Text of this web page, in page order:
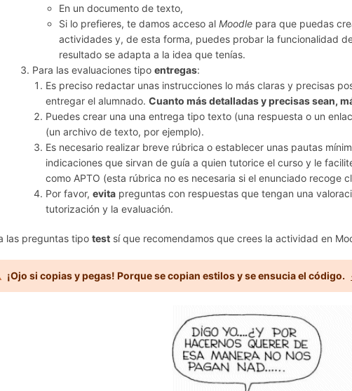
En un documento de texto,
Si lo prefieres, te damos acceso al Moodle para que puedas
actividades y, de esta forma, puedes probar la funcionalidad
resultado se adapta a la idea que tenías.
Para las evaluaciones tipo entregas:
Es preciso redactar unas instrucciones lo más claras y precisas
entregar el alumnado. Cuanto más detalladas y precisas sean,
Puedes crear una una entrega tipo texto (una respuesta o un
(un archivo de texto, por ejemplo).
Es necesario realizar breve rúbrica o establecer unas pautas
indicaciones que sirvan de guía a quien tutorice el curso y le
como APTO (esta rúbrica no es necesaria si el enunciado recoge
Por favor, evitapreguntas con respuestas que tengan una
tutorización y la evaluación.
las preguntas tipotest sí que recomendamos que crees la actividad en
¡Ojo si copias y pegas! Porque se copian estilos y se ensucia el código.